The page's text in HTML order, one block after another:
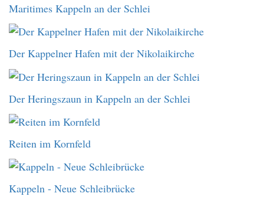
Maritimes Kappeln an der Schlei
Der Kappelner Hafen mit der Nikolaikirche
Der Heringszaun in Kappeln an der Schlei
Reiten im Kornfeld
Kappeln - Neue Schleibrücke